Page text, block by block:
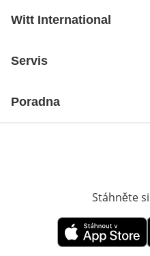
Witt International
Servis
Poradna
Stáhněte
Otevře v novém